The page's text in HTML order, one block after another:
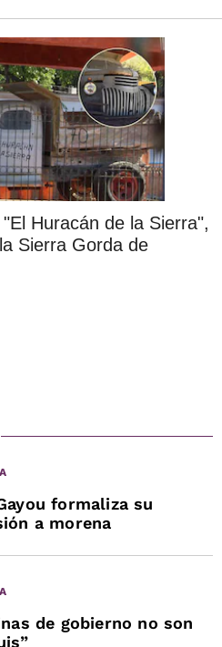
Huracán de la Sierra",
Sierra Gorda de
formaliza su
a morena
de gobierno no son